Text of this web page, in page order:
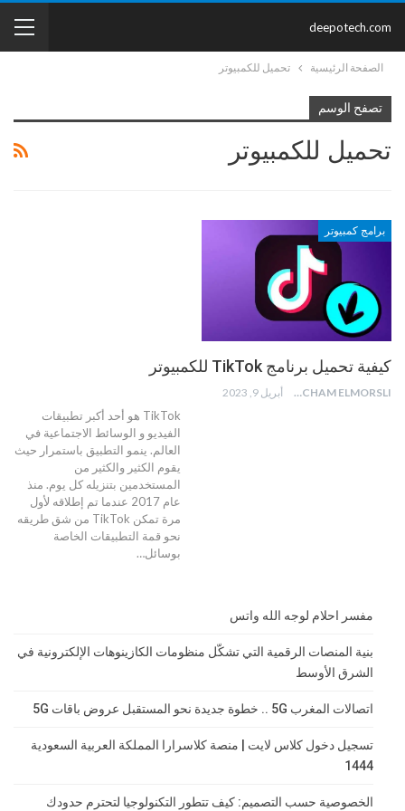
deepotech.com
الصفحة الرئيسية تحميل للكمبيوتر
تصفح الوسم
تحميل للكمبيوتر
برامج كمبيوتر
كيفية تحميل برنامج TikTok للكمبيوتر
HICHAM ELMORSLI أبريل 9, 2023
TikTok هو أحد أكبر تطبيقات
الفيديو و الوسائط الاجتماعية في
العالم. ينمو التطبيق باستمرار حيث
يقوم الكثير والكثير من
المستخدمين بتنزيله كل يوم. منذ
عام 2017 عندما تم إطلاقه لأول
مرة تمكن TikTok من شق طريقه
نحو قمة التطبيقات الخاصة
بوسائل…
مفسر احلام لوجه الله واتس
بنية المنصات الرقمية التي تشكّل منظومات الكازينوهات الإلكترونية في
الشرق الأوسط
اتصالات المغرب 5G .. خطوة جديدة نحو المستقبل عروض باقات 5G
تسجيل دخول كلاس لايت | منصة كلاسرارا المملكة العربية السعودية
1444
الخصوصية حسب التصميم: كيف تتطور التكنولوجيا لتحترم حدودك